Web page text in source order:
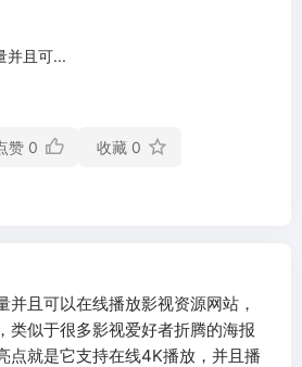
并且可...
赞 0 收藏 0
并且可以在线播放影视资源网站，
类似于很多影视爱好者折腾的海报
点就是它支持在线4K播放，并且播